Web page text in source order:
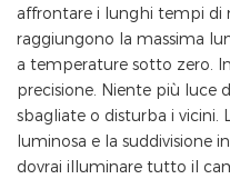
affrontare i lunghi tempi di
raggiungono la massima
a temperature sotto zero.
precisione. Niente più luce
sbagliate o disturba i vicini.
luminosa e la suddivisione
dovrai illuminare tutto il